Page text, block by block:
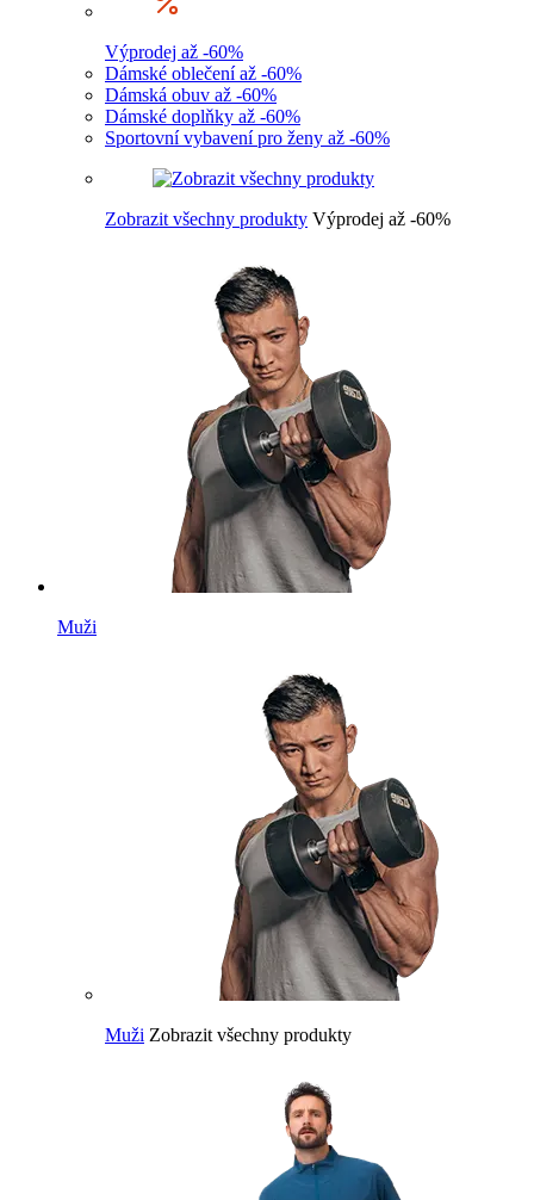
Výprodej až -60%
Dámské oblečení až -60%
Dámská obuv až -60%
Dámské doplňky až -60%
Sportovní vybavení pro ženy až -60%
Zobrazit všechny produkty Výprodej až -60%
Muži
Muži Zobrazit všechny produkty